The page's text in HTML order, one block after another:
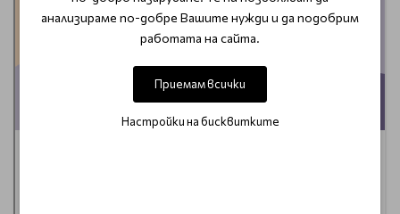
анализираме по-добре Вашите нужди и да подобрим
работата на сайта.
Приемам всички
Настройки на бисквитките